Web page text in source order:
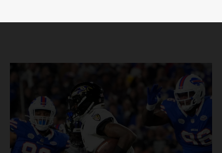
Del Siglo